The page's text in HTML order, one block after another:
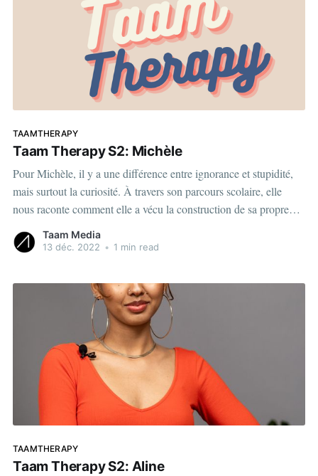
TAAMTHERAPY
Taam Therapy S2: Michèle
Pour Michèle, il y a une différence entre ignorance et stupidité,
mais surtout la curiosité. À travers son parcours scolaire, elle
nous raconte comment elle a vécu la construction de sa propre
Taam Media
13 déc. 2022 • 1 min read
TAAMTHERAPY
Taam Therapy S2: Aline